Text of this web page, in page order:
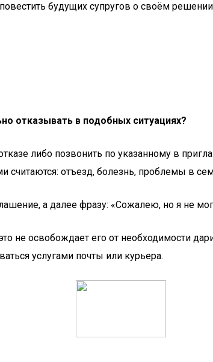
будущих супругов о своём
отказывать в подобных ситуациях?
либо позвонить по указанному в
отъезд, болезнь, проблемы в
а далее фразу: «Сожалею, но я не
не освобождает его от необходимости
услугами почты или курьера.